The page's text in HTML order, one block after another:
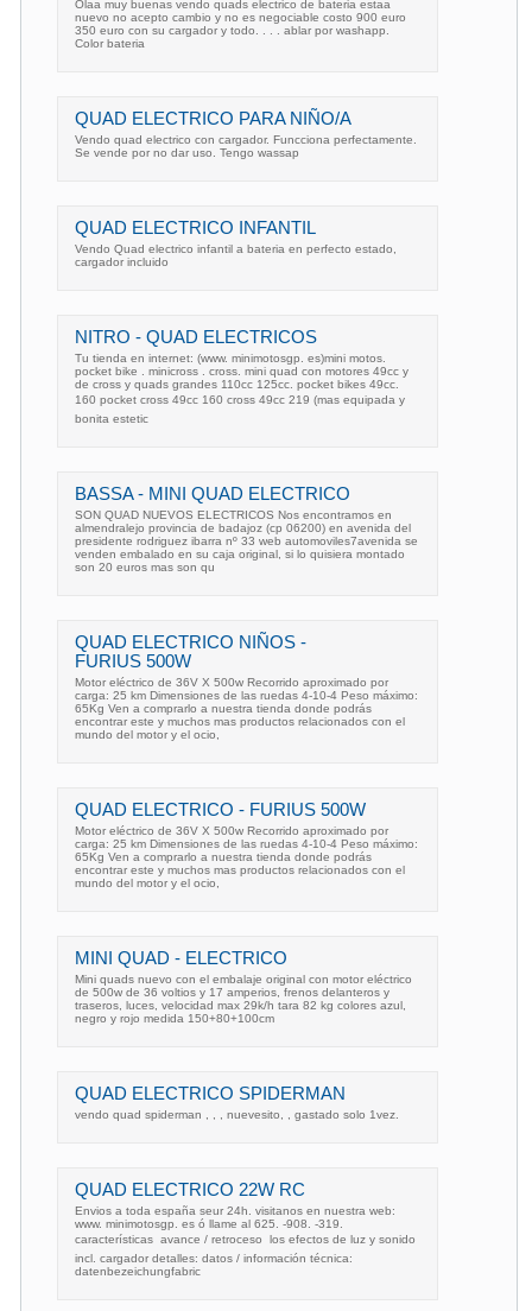
Olaa muy buenas vendo quads electrico de bateria estaa
nuevo no acepto cambio y no es negociable costo 900 euro
350 euro con su cargador y todo. . . . ablar por washapp.
Color bateria
QUAD ELECTRICO PARA NIÑO/A
Vendo quad electrico con cargador. Funcciona perfectamente.
Se vende por no dar uso. Tengo wassap
QUAD ELECTRICO INFANTIL
Vendo Quad electrico infantil a bateria en perfecto estado,
cargador incluido
NITRO - QUAD ELECTRICOS
Tu tienda en internet: (www. minimotosgp. es)mini motos.
pocket bike . minicross . cross. mini quad con motores 49cc y
de cross y quads grandes 110cc 125cc. pocket bikes 49cc.
160 pocket cross 49cc 160 cross 49cc 219 (mas equipada y
bonita estetic
BASSA - MINI QUAD ELECTRICO
SON QUAD NUEVOS ELECTRICOS Nos encontramos en
almendralejo provincia de badajoz (cp 06200) en avenida del
presidente rodriguez ibarra nº 33 web automoviles7avenida se
venden embalado en su caja original, si lo quisiera montado
son 20 euros mas son qu
QUAD ELECTRICO NIÑOS -
FURIUS 500W
Motor eléctrico de 36V X 500w Recorrido aproximado por
carga: 25 km Dimensiones de las ruedas 4-10-4 Peso máximo:
65Kg Ven a comprarlo a nuestra tienda donde podrás
encontrar este y muchos mas productos relacionados con el
mundo del motor y el ocio,
QUAD ELECTRICO - FURIUS 500W
Motor eléctrico de 36V X 500w Recorrido aproximado por
carga: 25 km Dimensiones de las ruedas 4-10-4 Peso máximo:
65Kg Ven a comprarlo a nuestra tienda donde podrás
encontrar este y muchos mas productos relacionados con el
mundo del motor y el ocio,
MINI QUAD - ELECTRICO
Mini quads nuevo con el embalaje original con motor eléctrico
de 500w de 36 voltios y 17 amperios, frenos delanteros y
traseros, luces, velocidad max 29k/h tara 82 kg colores azul,
negro y rojo medida 150+80+100cm
QUAD ELECTRICO SPIDERMAN
vendo quad spiderman , , , nuevesito, , gastado solo 1vez.
QUAD ELECTRICO 22W RC
Envios a toda españa seur 24h. visitanos en nuestra web:
www. minimotosgp. es ó llame al 625. -908. -319.
características  avance / retroceso  los efectos de luz y sonido 
incl. cargador detalles: datos / información técnica:
datenbezeichungfabric